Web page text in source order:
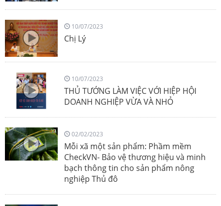
10/07/2023
Chị Lý
10/07/2023
THỦ TƯỚNG LÀM VIỆC VỚI HIỆP HỘI
DOANH NGHIỆP VỪA VÀ NHỎ
02/02/2023
Mỗi xã một sản phẩm: Phầm mềm
CheckVN- Bảo vệ thương hiệu và minh
bạch thông tin cho sản phẩm nông
nghiệp Thủ đô